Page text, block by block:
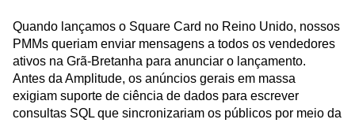
Quando lançamos o Square Card no Reino Unido, nossos
PMMs queriam enviar mensagens a todos os vendedores
ativos na Grã-Bretanha para anunciar o lançamento.
Antes da Amplitude, os anúncios gerais em massa
exigiam suporte de ciência de dados para escrever
consultas SQL que sincronizariam os públicos por meio da